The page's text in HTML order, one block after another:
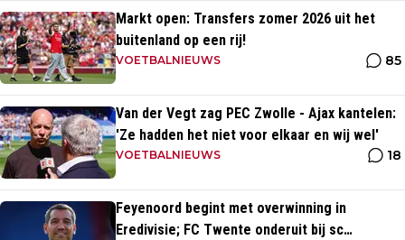
Markt open: Transfers zomer 2026 uit het
buitenland op een rij!
VOETBALNIEUWS 85
Van der Vegt zag PEC Zwolle - Ajax kantelen:
'Ze hadden het niet voor elkaar en wij wel'
VOETBALNIEUWS 18
Feyenoord begint met overwinning in
Eredivisie; FC Twente onderuit bij sc